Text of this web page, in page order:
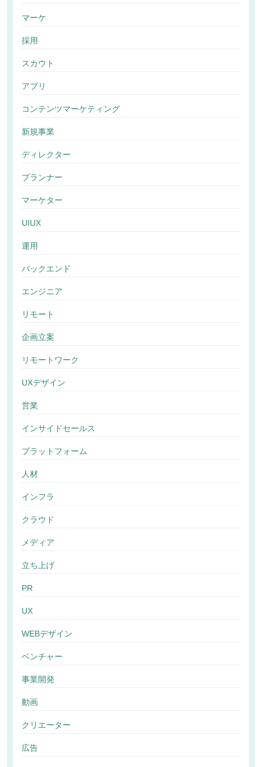
マーケ
採用
スカウト
アプリ
コンテンツマーケティング
新規事業
ディレクター
プランナー
マーケター
UIUX
運用
バックエンド
エンジニア
リモート
企画立案
リモートワーク
UXデザイン
営業
インサイドセールス
プラットフォーム
人材
インフラ
クラウド
メディア
立ち上げ
PR
UX
WEBデザイン
ベンチャー
事業開発
動画
クリエーター
広告